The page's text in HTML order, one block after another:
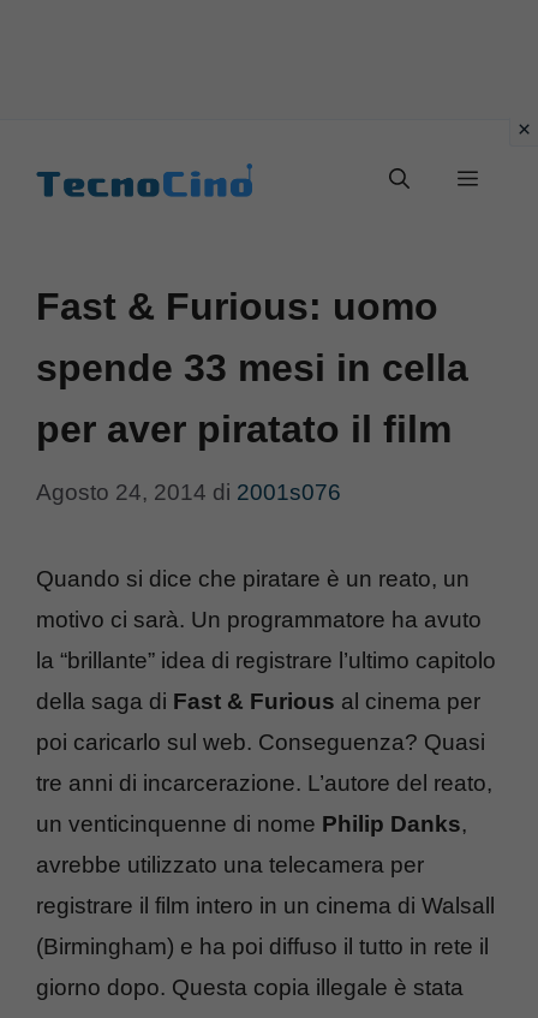
Menu
Fast & Furious: uomo
spende 33 mesi in cella
per aver piratato il film
Agosto 24, 2014 di 2001s076
Quando si dice che piratare è un reato, un
motivo ci sarà. Un programmatore ha avuto
la “brillante” idea di registrare l’ultimo capitolo
della saga di Fast & Furious al cinema per
poi caricarlo sul web. Conseguenza? Quasi
tre anni di incarcerazione. L’autore del reato,
un venticinquenne di nome Philip Danks,
avrebbe utilizzato una telecamera per
registrare il film intero in un cinema di Walsall
(Birmingham) e ha poi diffuso il tutto in rete il
giorno dopo. Questa copia illegale è stata